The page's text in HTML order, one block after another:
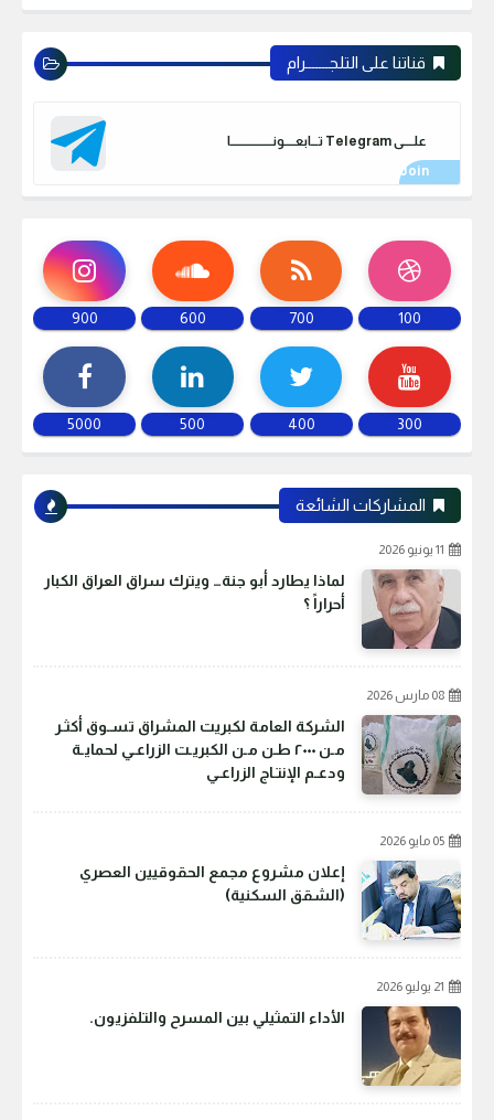
قناتنا على التلجـــــــرام
علـــــى Telegram تـــابعـــــونـــــــــــــــــــا
100
700
600
900
300
400
500
5000
المشاركات الشائعة
11 يونيو 2026
لماذا يطارد أبو جنة… ويترك سراق العراق الكبار
أحراراً ؟
08 مارس 2026
الشركة العامة لكبريت المشراق تسـوق أكثـر
مـن ٢٠٠٠ طـن مـن الكبريـت الزراعـي لحمايـة
ودعـم الإنتـاج الزراعـي
05 مايو 2026
إعلان مشروع مجمع الحقوقيين العصري
(الشقق السكنية)
21 يوليو 2026
الأداء التمثيلي بين المسرح والتلفزيون.